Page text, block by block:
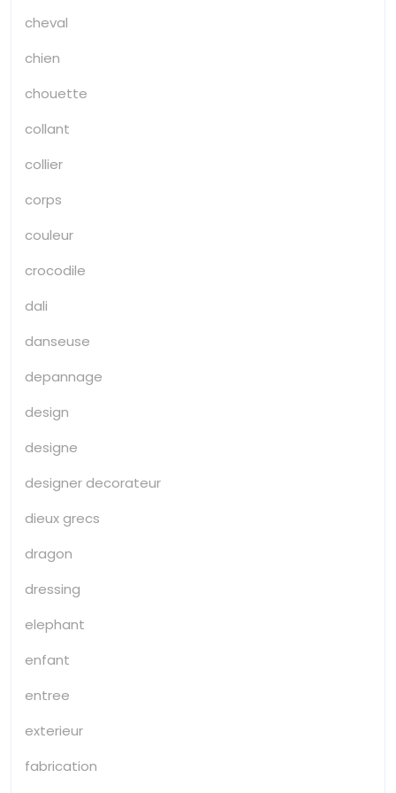
cheval
chien
chouette
collant
collier
corps
couleur
crocodile
dali
danseuse
depannage
design
designe
designer decorateur
dieux grecs
dragon
dressing
elephant
enfant
entree
exterieur
fabrication